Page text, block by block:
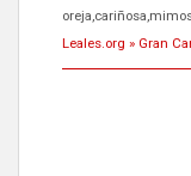
próximos días, ella
Leales.org » Gran